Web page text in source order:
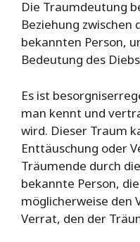
Die Traumdeutung
Beziehung
bekannten Person,
Bedeutung des
Es ist
man kennt und
wird. Dieser Traum
Enttäuschung oder
Träumende durch
bekannte Person,
möglicherweise den
Verrat, den der